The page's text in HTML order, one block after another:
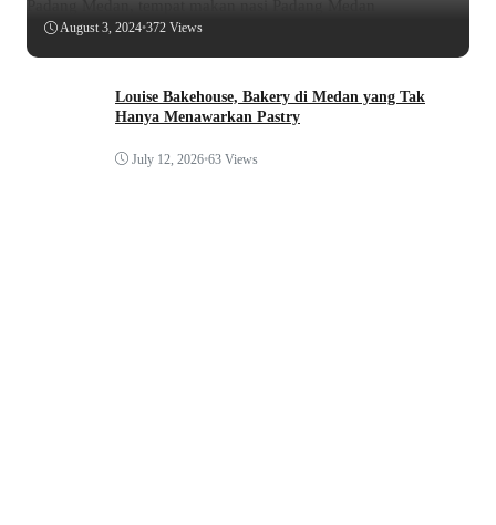
August 3, 2024•372 Views
Louise Bakehouse, Bakery di Medan yang Tak
Hanya Menawarkan Pastry
July 12, 2026•63 Views